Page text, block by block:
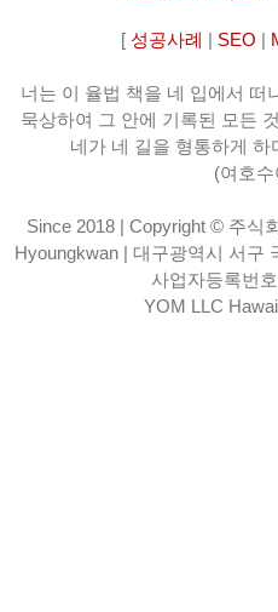
[ 성공사례 | SEO |
너는 이 율법 책을 네 입에서 떠
묵상하여 그 안에 기록된 모든
네가 네 길을 형통하게
(여호수
Since 2018 | Copyright © 주식
Hyoungkwan | 대구광역시 서구
사업자등록번
YOM LLC